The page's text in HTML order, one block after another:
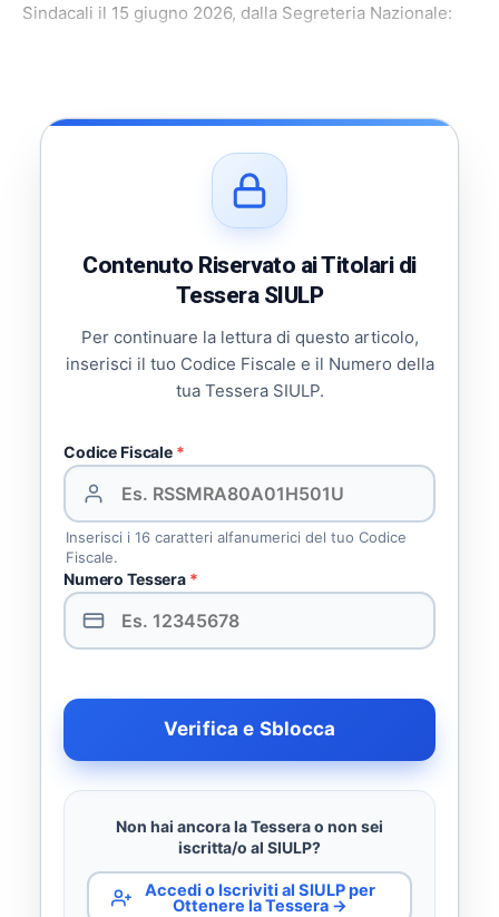
Sindacali il 15 giugno 2026, dalla Segreteria Nazionale:
Contenuto Riservato ai Titolari di
Tessera SIULP
Per continuare la lettura di questo articolo,
inserisci il tuo Codice Fiscale e il Numero della
tua Tessera SIULP.
Codice Fiscale *
Inserisci i 16 caratteri alfanumerici del tuo Codice
Fiscale.
Numero Tessera *
Verifica e Sblocca
Non hai ancora la Tessera o non sei
iscritta/o al SIULP?
Accedi o Iscriviti al SIULP per
Ottenere la Tessera →